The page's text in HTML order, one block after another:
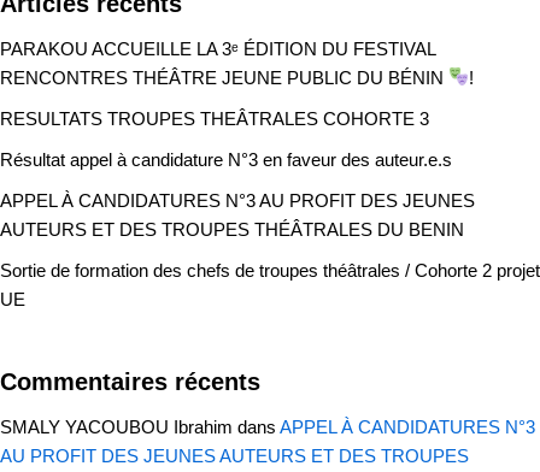
PARAKOU ACCUEILLE LA 3ᵉ ÉDITION DU FESTIVAL
RENCONTRES THÉÂTRE JEUNE PUBLIC DU BÉNIN
!
RESULTATS TROUPES THEÂTRALES COHORTE 3
Résultat appel à candidature N°3 en faveur des auteur.e.s
APPEL À CANDIDATURES N°3 AU PROFIT DES JEUNES
AUTEURS ET DES TROUPES THÉÂTRALES DU BENIN
Sortie de formation des chefs de troupes théâtrales / Cohorte 2 projet
UE
Commentaires récents
SMALY YACOUBOU Ibrahim dans APPEL À CANDIDATURES N°3
AU PROFIT DES JEUNES AUTEURS ET DES TROUPES